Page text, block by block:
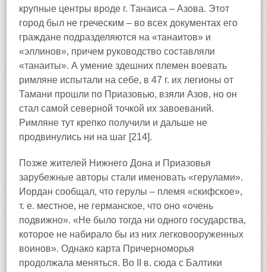
крупные центры вроде г. Танаиса – Азова. Этот
город был не греческим – во всех документах его
граждане подразделяются на «танаитов» и
«эллинов», причем руководство составляли
«танаиты». А умение здешних племен воевать
римляне испытали на себе, в 47 г. их легионы от
Тамани прошли по Приазовью, взяли Азов, но он
стал самой северной точкой их завоеваний.
Римляне тут крепко получили и дальше не
продвинулись ни на шаг [214].
Позже жителей Нижнего Дона и Приазовья
зарубежные авторы стали именовать «герулами».
Иордан сообщал, что герулы – племя «скифское»,
т. е. местное, не германское, что оно «очень
подвижно». «Не было тогда ни одного государства,
которое не набирало бы из них легковооруженных
воинов». Однако карта Причерноморья
продолжала меняться. Во II в. сюда с Балтики